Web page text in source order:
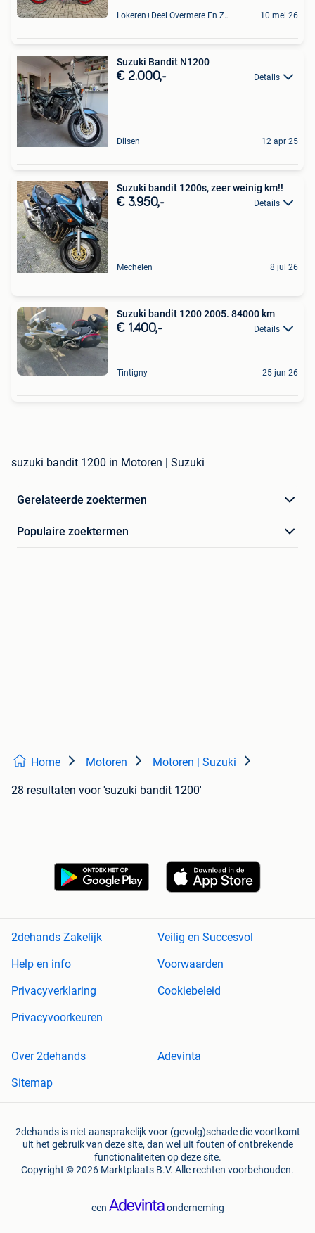
Lokeren+Deel Overmere En Zele 10 mei 26
Suzuki Bandit N1200
€ 2.000,- Details
Dilsen 12 apr 25
Suzuki bandit 1200s, zeer weinig km!!
€ 3.950,- Details
Mechelen 8 jul 26
Suzuki bandit 1200 2005. 84000 km
€ 1.400,- Details
Tintigny 25 jun 26
suzuki bandit 1200 in Motoren | Suzuki
Gerelateerde zoektermen
Populaire zoektermen
Home Motoren Motoren | Suzuki
28 resultaten voor 'suzuki bandit 1200'
2dehands Zakelijk
Veilig en Succesvol
Help en info
Voorwaarden
Privacyverklaring
Cookiebeleid
Privacyvoorkeuren
Over 2dehands
Adevinta
Sitemap
2dehands is niet aansprakelijk voor (gevolg)schade die voortkomt
uit het gebruik van deze site, dan wel uit fouten of ontbrekende
functionaliteiten op deze site.
Copyright © 2026 Marktplaats B.V. Alle rechten voorbehouden.
een onderneming